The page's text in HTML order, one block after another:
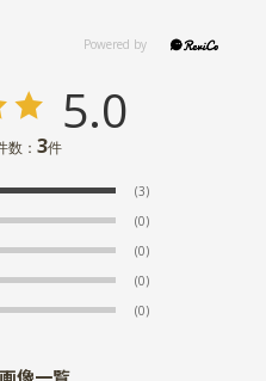
5.0
数： 3件
(3)
(0)
(0)
(0)
(0)